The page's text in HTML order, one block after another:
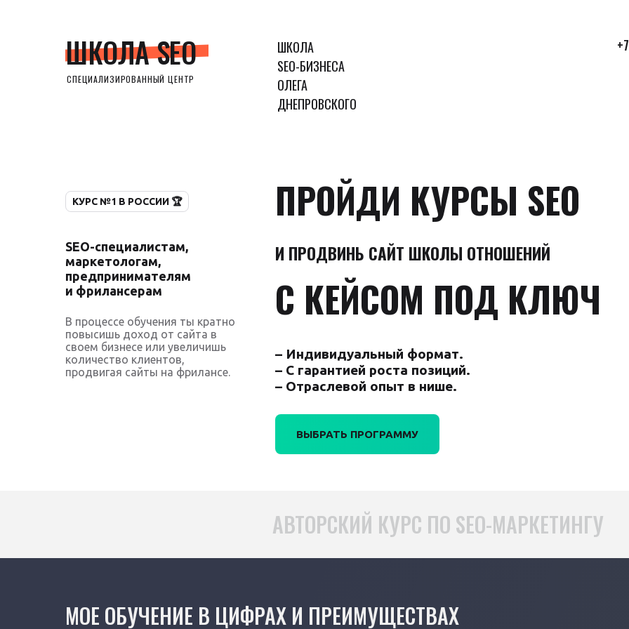
ШКОЛА SEO
СПЕЦИАЛИЗИРОВАННЫЙ ЦЕНТР
ШКОЛА
SEO-БИЗНЕСА
ОЛЕГА
ДНЕПРОВСКОГО
КУРС №1 В РОССИИ 🏆
SEO-специалистам,
маркетологам,
предпринимателям
и фрилансерам
В процессе обучения ты кратно
повысишь доход от сайта в
своем бизнесе или увеличишь
количество клиентов,
продвигая сайты на фрилансе.
ПРОЙДИ КУРСЫ SEO
И ПРОДВИНЬ САЙТ ШКОЛЫ ОТНОШЕНИЙ
С КЕЙСОМ ПОД КЛЮЧ
– Индивидуальный формат.
– С гарантией роста позиций.
– Отраслевой опыт в нише.
ВЫБРАТЬ ПРОГРАММУ
АВТОРСКИЙ КУРС ПО SEO-МАРКЕТИНГУ
МОЕ ОБУЧЕНИЕ В ЦИФРАХ И ПРЕИМУЩЕСТВАХ